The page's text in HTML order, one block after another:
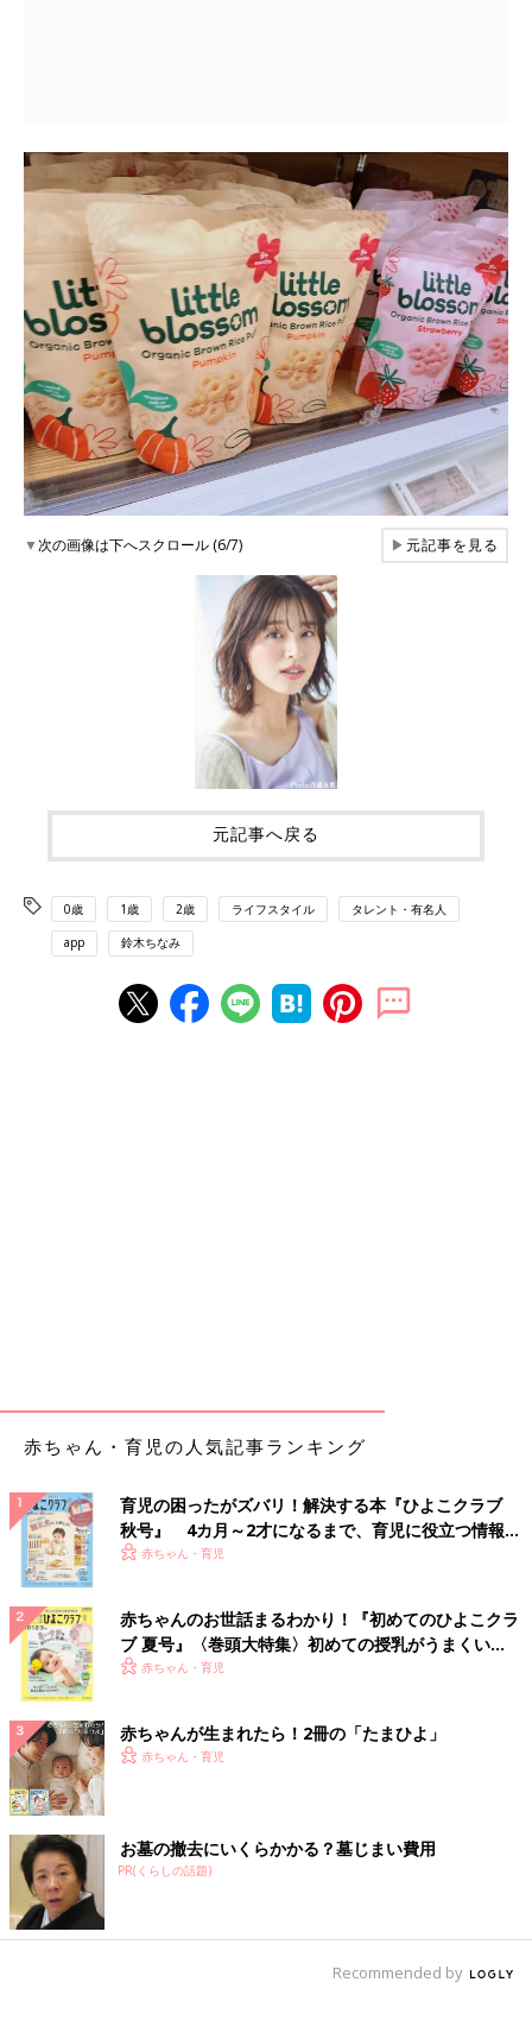
▼次の画像は下へスクロール (6/7) ▶元記事を見る
元記事へ戻る
0歳 1歳 2歳 ライフスタイル タレント・有名人
app 鈴木ちなみ
赤ちゃん・育児の人気記事ランキング
育児の困ったがズバリ！解決する本『ひよこクラブ
秋号』 4カ月～2才になるまで、育児に役立つ情報が
いっぱい！
赤ちゃん・育児
赤ちゃんのお世話まるわかり！『初めてのひよこクラ
ブ 夏号』〈巻頭大特集〉初めての授乳がうまくい
く！ おっぱい・ミルクの基本と夏のトラブル 解決テ
赤ちゃん・育児
赤ちゃんが生まれたら！2冊の「たまひよ」
赤ちゃん・育児
お墓の撤去にいくらかかる？墓じまい費用
PR(くらしの話題)
Recommended by